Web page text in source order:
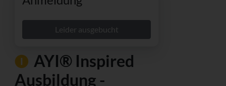
Leider ausgebucht
AYI® Inspired
Ausbildung -